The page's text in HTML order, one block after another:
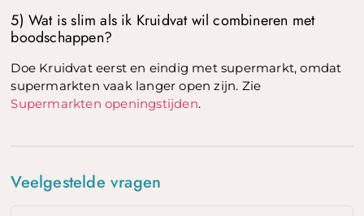
5) Wat is slim als ik Kruidvat wil combineren met
boodschappen?
Doe Kruidvat eerst en eindig met supermarkt, omdat
supermarkten vaak langer open zijn. Zie
Supermarkten openingstijden.
Veelgestelde vragen